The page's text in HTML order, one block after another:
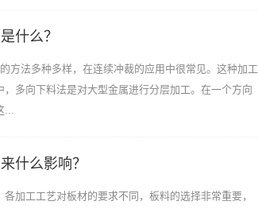
什么？
方法多种多样，在连续冲裁的应用中很常见。这种加工
多向下料法是对大型金属进行分层加工。在一个方向
什么影响？
加工工艺对板材的要求不同，板料的选择非常重要，